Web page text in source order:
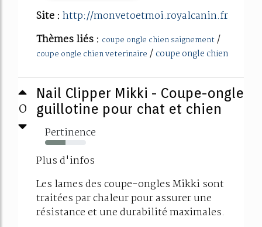
Site : http://monvetoetmoi.royalcanin.fr
Thèmes liés : coupe ongle chien saignement /
coupe ongle chien veterinaire / coupe ongle chien
0
Nail Clipper Mikki - Coupe-ongle
guillotine pour chat et chien
Pertinence
50%
Plus d'infos
Les lames des coupe-ongles Mikki sont
traitées par chaleur pour assurer une
résistance et une durabilité maximales.